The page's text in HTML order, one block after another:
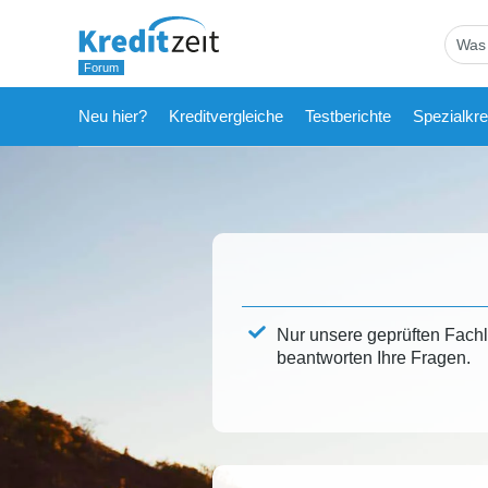
Neu hier? Kreditvergleiche Testberichte
Nur unsere geprüften
beantworten Ihre Fragen.